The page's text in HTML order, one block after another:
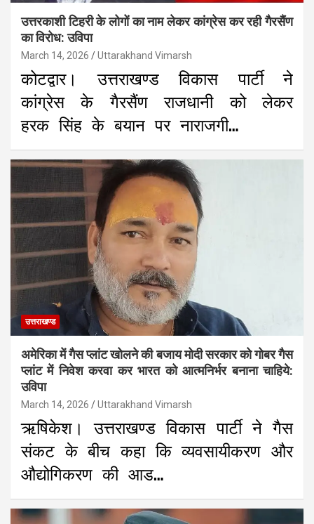
उत्तरकाशी टिहरी के लोगों का नाम लेकर कांग्रेस कर रही गैरसैंण
का विरोध: उविपा
March 14, 2026 Uttarakhand Vimarsh
कोटद्वार। उत्तराखण्ड विकास पार्टी ने
कांग्रेस के गैरसैंण राजधानी को लेकर
हरक सिंह के बयान पर नाराजगी…
उत्तराखण्ड
अमेरिका में गैस प्लांट खोलने की बजाय मोदी सरकार को गोबर गैस
प्लांट में निवेश करवा कर भारत को आत्मनिर्भर बनाना चाहिये:
उविपा
March 14, 2026 Uttarakhand Vimarsh
ऋषिकेश। उत्तराखण्ड विकास पार्टी ने गैस
संकट के बीच कहा कि व्यवसायीकरण और
औद्योगिकरण की आड…